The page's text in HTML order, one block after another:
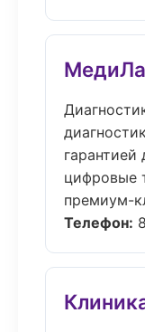
гарантией
цифровые
премиум-
Телефон: